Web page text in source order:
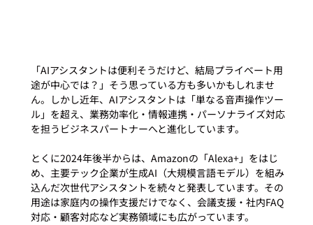
「AIアシスタントは便利そうだけど、結局プライベート用
途が中心では？」そう思っている方も多いかもしれませ
ん。しかし近年、AIアシスタントは「単なる音声操作ツー
ル」を超え、業務効率化・情報連携・パーソナライズ対応
を担うビジネスパートナーへと進化しています。
とくに2024年後半からは、Amazonの「Alexa+」をはじ
め、主要テック企業が生成AI（大規模言語モデル）を組み
込んだ次世代アシスタントを続々と発表しています。その
用途は家庭内の操作支援だけでなく、会議支援・社内FAQ
対応・顧客対応など実務領域にも広がっています。